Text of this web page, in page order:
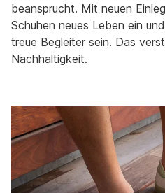
beansprucht. Mit neuen
Schuhen neues Leben ein
treue Begleiter sein. Das
Nachhaltigkeit.